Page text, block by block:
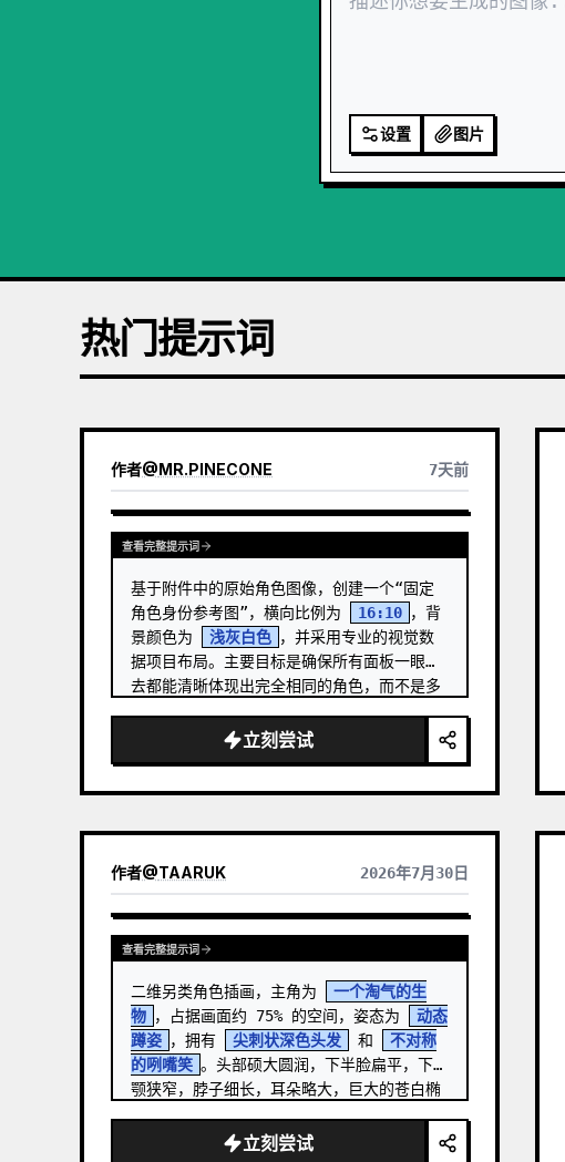
设置 图片
热门提示词
作者@MR.PINECONE 7天前
查看完整提示词
基于附件中的原始角色图像，创建一个“固定
角色身份参考图”，横向比例为
16:10 ，背
景颜色为
浅灰白色 ，并采用专业的视觉数
据项目布局。主要目标是确保所有面板一眼望
去都能清晰体现出完全相同的角色，而不是多
立刻尝试
作者@TAARUK 2026年7月30日
查看完整提示词
二维另类角色插画，主角为
一个淘气的生
物 ，占据画面约 75% 的空间，姿态为
动态
蹲姿 ，拥有 尖刺状深色头发 和
不对称
的咧嘴笑 。头部硕大圆润，下半脸扁平，下
颚狭窄，脖子细长，耳朵略大，巨大的苍白椭
立刻尝试